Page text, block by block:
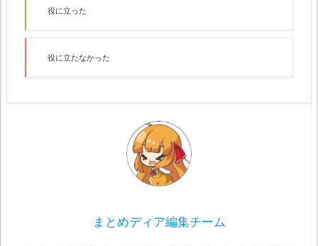
役に立った
役に立たなかった
まとめディア編集チーム